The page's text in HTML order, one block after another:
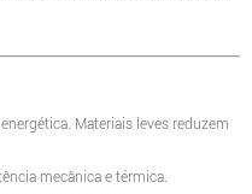
Materiais leves reduzem
mecânica e térmica.